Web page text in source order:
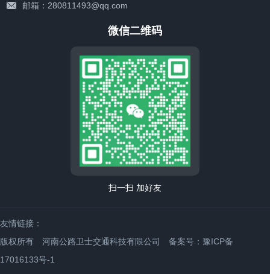
邮箱：280811493@qq.com
微信二维码
扫一扫 加好友
友情链接：
版权所有 河南公路卫士交通科技有限公司 备案号：豫ICP备
17016133号-1